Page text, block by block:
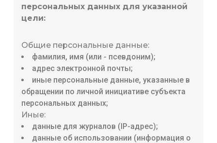
персональных данных для указанной
цели:
Общие персональные данные:
фамилия, имя (или - псевдоним);
адрес электронной почты;
иные персональные данные, указанные в
обращении по личной инициативе субъекта
персональных данных;
Иные:
данные для журналов (IP-адрес);
данные об использовании (информация о